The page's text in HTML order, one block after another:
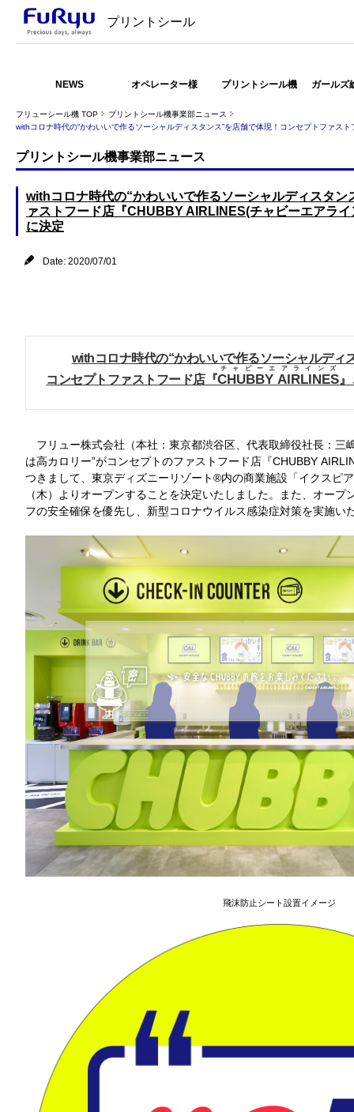
プリントシール
NEWS オペレーター様 プリントシール機 ガールズ
フリューシール機 TOP
プリントシール機事業部ニュース
withコロナ時代の“かわいいで作るソーシャルディスタンス”を店舗で体現！コンセプトファ
プリントシール機事業部ニュース
withコロナ時代の“かわいいで作るソーシャルディスタン
ァストフード店『CHUBBY AIRLINES(チャビーエアラ
に決定
Date: 2020/07/01
withコロナ時代の“かわいいで作るソーシャルディ
コンセプトファストフード店『CHUBBY AIRLINES
チャビーエアラインズ
フリュー株式会社（本社：東京都渋谷区、代表取締役社長：三
は高カロリー”がコンセプトのファストフード店『CHUBBY
つきまして、東京ディズニーリゾート®内の商業施設「イクスピ
（木）よりオープンすることを決定いたしました。また、オー
フの安全確保を優先し、新型コロナウイルス感染症対策を実施い
飛沫防止シート設置イメージ